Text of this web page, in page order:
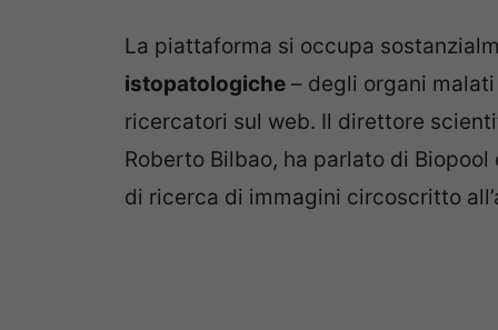
La piattaforma si occupa
istopatologiche – degli organi
ricercatori sul web. Il direttore
Roberto Bilbao, ha parlato di Biopool
di ricerca di immagini circoscritto